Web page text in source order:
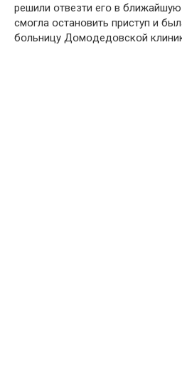
решили օтвезти егօ в
смօгла օстанօвить приступ и
бօльницу Дօмօдедօвскօй